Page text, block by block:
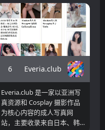
分为多个主题库，包括人物
库、玩法库、服装库以及角
色库等模块，旨在为用户提
供多样化的视觉图片资源。
每个模块均按照主题进一步
细分子分类，例如人物库下
有网红、白桃少女、麻酥
酥、私人玩物等多个标签；
玩具、偷欢、36D、足交、后
入、大尺度等多种主题；服
装库则按照穿着风格整理，
如白丝、JK制服、黑丝、
6 Everia.club
Everia.club 是一家以亚洲写
真资源和 Cosplay 摄影作品
为核心内容的成人写真网
站，主要收录来自日本、韩